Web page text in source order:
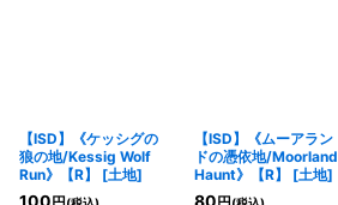
【ISD】《ケッシグの
狼の地/Kessig Wolf
Run》【R】
[土地]
【ISD】《ムーアラン
ドの憑依地/Moorland
Haunt》【R】
[土地]